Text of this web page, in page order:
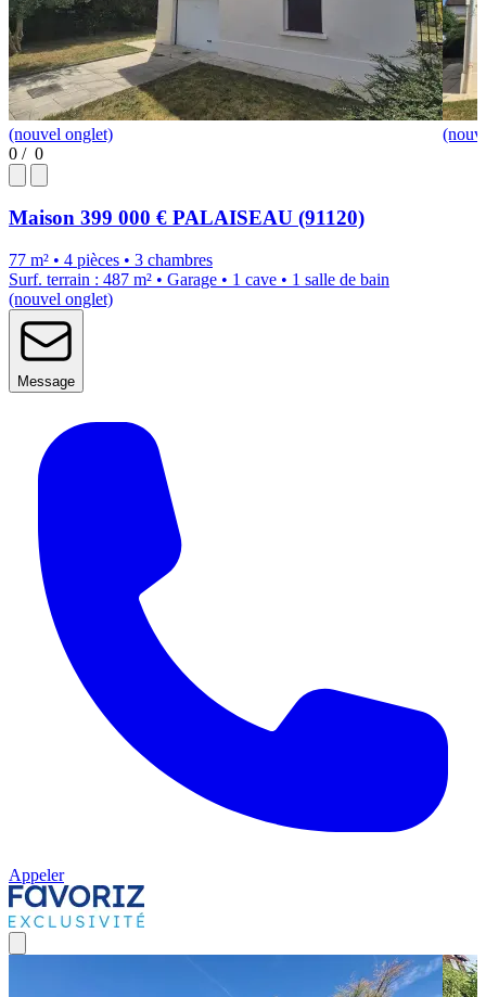
(nouvel onglet)
0 / 0
Maison 399 000 € PALAISEAU (91120)
77 m² • 4 pièces • 3 chambres
Surf. terrain : 487 m² • Garage • 1 cave • 1 salle de bain
(nouvel onglet)
Message
Appeler